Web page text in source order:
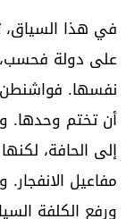
في هذا السياق،
على دولة فحسب،
نفسها. فواشنطن
أن تختم وحدها.
إلى الحافة،
مفاعيل
ورفع الكلفة